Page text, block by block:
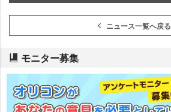
ニュース一覧へ戻る
モニター募集